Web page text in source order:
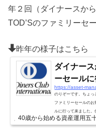
年２回（ダイナースか
TOD’Sのファミリーセー
昨年の様子はこちら
ダイナー
ーセール
https://asset-
のりぞーです。ちょっ
ファミリーセールのお
ルに行って来ました。
行っちゃいました・・
40歳から始める資産運用五